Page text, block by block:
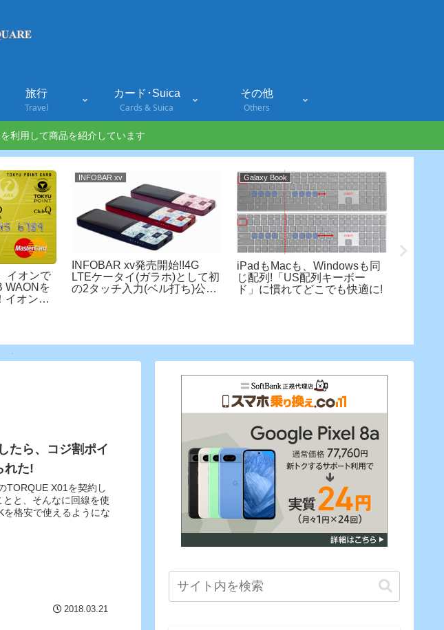
旅行
Travel
カード･Suica
Cards & Suica
その他
Others
利用して商品を紹介しています
イオンで
WAONを
イオンで
INFOBAR xv
INFOBAR xv発売開始!!4G
LTEケータイ(ガラホ)として初
の2タッチ入力(ベル打ち)公式
Galaxy Book
iPadもMacも、Windowsも同
じ配列!「US配列キーボー
ド」に慣れてどこでも快適に!
たら、コジ割ポイ
れた!
TORQUE X01を契約し
と、そんなに回線を使
格安で使えるようにな
2018.03.21